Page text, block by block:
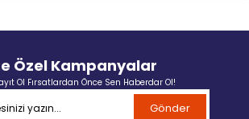
Özel Kampanyalar
Ol Fırsatlardan Önce Sen Haberdar Ol!
Gönder